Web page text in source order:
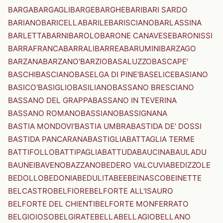
BARGABARGAGLIBARGEBARGHEBARIBARI SARDO
BARIANOBARICELLABARILEBARISCIANOBARLASSINA
BARLETTABARNIBAROLOBARONE CANAVESEBARONISSI
BARRAFRANCABARRALIBARREABARUMINIBARZAGO
BARZANABARZANO'BARZIOBASALUZZOBASCAPE'
BASCHIBASCIANOBASELGA DI PINE'BASELICEBASIANO
BASICO'BASIGLIOBASILIANOBASSANO BRESCIANO
BASSANO DEL GRAPPABASSANO IN TEVERINA
BASSANO ROMANOBASSIANOBASSIGNANA
BASTIA MONDOVI'BASTIA UMBRABASTIDA DE' DOSSI
BASTIDA PANCARANABASTIGLIABATTAGLIA TERME
BATTIFOLLOBATTIPAGLIABATTUDABAUCINABAULADU
BAUNEIBAVENOBAZZANOBEDERO VALCUVIABEDIZZOLE
BEDOLLOBEDONIABEDULITABEEBEINASCOBEINETTE
BELCASTROBELFIOREBELFORTE ALL'ISAURO
BELFORTE DEL CHIENTIBELFORTE MONFERRATO
BELGIOIOSOBELGIRATEBELLABELLAGIOBELLANO